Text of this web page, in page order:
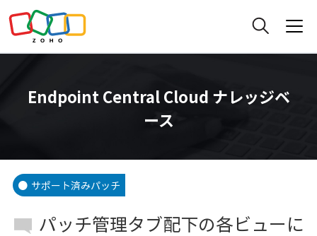
Endpoint Central Cloud ナレッジベ
ース
サポート済みパッチ
パッチ管理タブ配下の各ビューに